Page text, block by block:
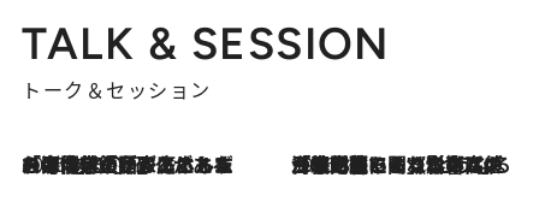
TALK & SESSION
トーク＆セッション
2026.8.3
「今後値上げがあるとすれば…」「リスクがあるのは今年の冬」エネルギー専門家が語る、ホルムズ海峡封鎖が家庭にもたらす“ある心配” 2026.8.3
「住宅建てられない…」「サーチャージ料の高値が続いている」ホルムズ海峡封鎖による影響はいつまで続く？《エネルギー専門家に聞く“どうなる日本の暮らし”》